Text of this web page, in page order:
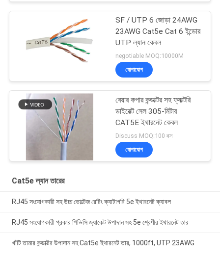
SF / UTP 6 জোড়া 24AWG
23AWG Cat5e Cat 6 ইন্ডোর
UTP ল্যান কেবল
negotiable MOQ:10000M
যোগাযোগ
বেয়ার কপার কন্ডাক্টর সহ ফ্যাক্টরি
ডাইরেক্ট সেল 305-মিটার
CAT5E ইথারনেট কেবল
Discuss MOQ:100 বক্স
যোগাযোগ
Cat5e ল্যান তারের
RJ45 সংযোগকারী সহ উচ্চ ভোল্টেজ রেটিং ক্যাটাগরি 5e ইথারনেট ক্যাবল
RJ45 সংযোগকারী প্রকার পিভিসি জ্যাকেট উপাদান সহ 5e শ্রেণীর ইথারনেট তার
খাঁটি তামার কন্ডাক্টর উপাদান সহ Cat5e ইথারনেট তার, 1000ft, UTP 23AWG